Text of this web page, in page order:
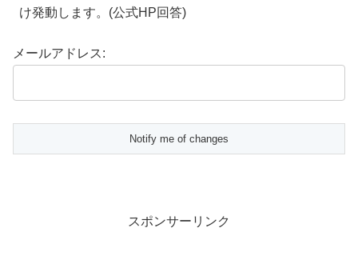
け発動します。(公式HP回答)
メールアドレス:
スポンサーリンク